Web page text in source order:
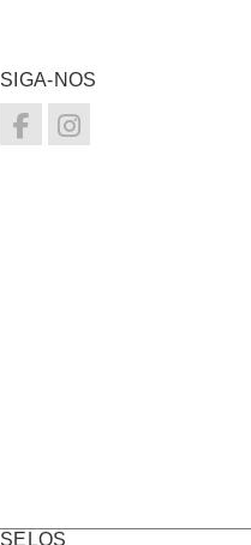
SIGA-NOS
SELOS